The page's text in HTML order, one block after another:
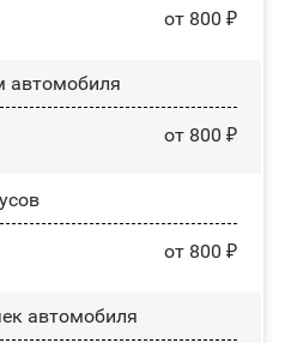
от 800 ₽
автомобиля
от 800 ₽
от 800 ₽
автомобиля